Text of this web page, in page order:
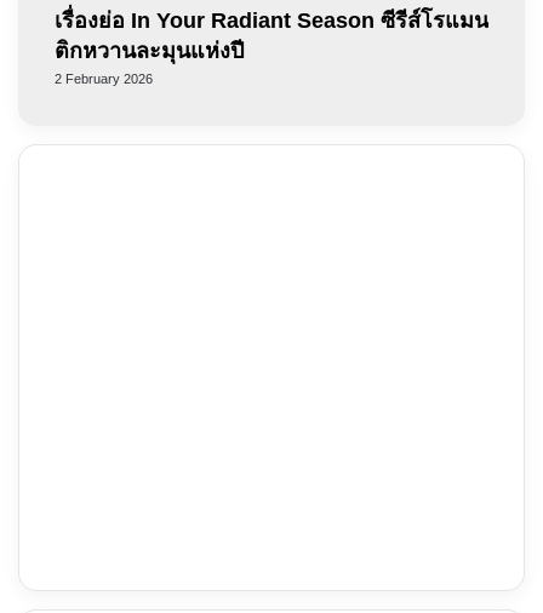
เรื่องย่อ In Your Radiant Season ซีรีส์โรแมน
ติกหวานละมุนแห่งปี
2 February 2026